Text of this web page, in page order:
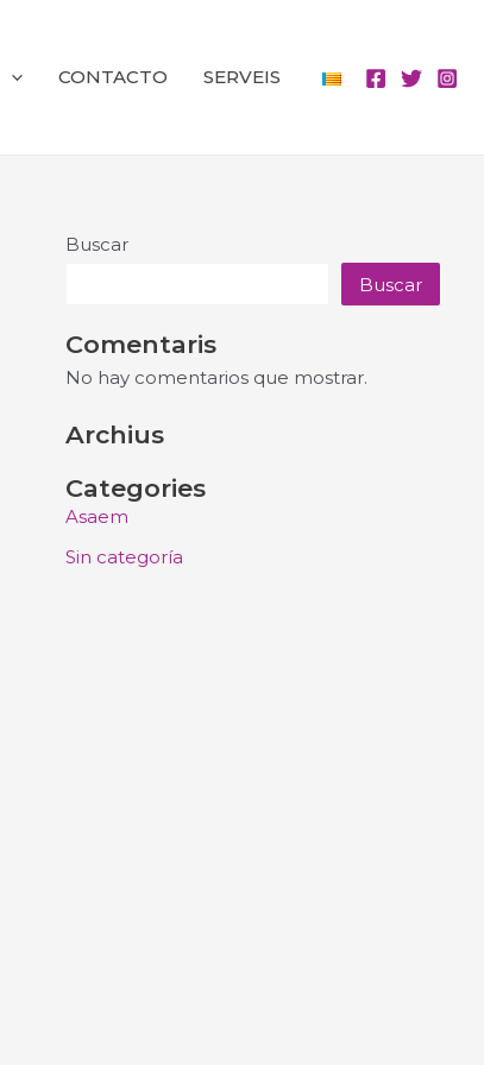
CONTACTO SERVEIS
Buscar
Buscar
Comentaris
No hay comentarios que mostrar.
Archius
Categories
Asaem
Sin categoría